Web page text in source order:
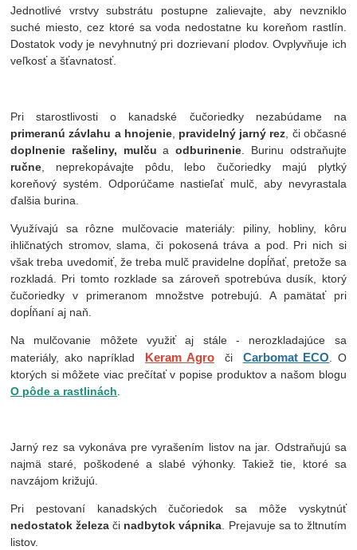
Jednotlivé vrstvy substrátu postupne zalievajte, aby nevzniklo
suché miesto, cez ktoré sa voda nedostatne ku koreňom rastlín.
Dostatok vody je nevyhnutný pri dozrievaní plodov. Ovplyvňuje ich
veľkosť a šťavnatosť.
Pri starostlivosti o kanadské čučoriedky nezabúdame na
primeranú závlahu a hnojenie, pravidelný jarný rez, či občasné
doplnenie rašeliny, mulču aodburinenie. Burinu odstraňujte
ručne, neprekopávajte pôdu, lebo čučoriedky majú plytký
koreňový systém. Odporúčame nastieľať mulč, aby nevyrastala
ďalšia burina.
Využívajú sa rôzne mulčovacie materiály: piliny, hobliny, kôru
ihličnatých stromov, slama, či pokosená tráva a pod. Pri nich si
však treba uvedomiť, že treba mulč pravidelne dopĺňať, pretože sa
rozkladá. Pri tomto rozklade sa zároveň spotrebúva dusík, ktorý
čučoriedky v primeranom množstve potrebujú. A pamätať pri
dopĺňaní aj naň.
Na mulčovanie môžete využiť aj stále - nerozkladajúce sa
materiály, ako napríklad Keram Agroči Carbomat ECO. O
ktorých si môžete viac prečítať v popise produktov a našom blogu
O pôde a rastlinách.
Jarný rez sa vykonáva pre vyrašením listov na jar. Odstraňujú sa
najmä staré, poškodené a slabé výhonky. Takiež tie, ktoré sa
navzájom križujú.
Pri pestovaní kanadských čučoriedok sa môže vyskytnúť
nedostatok železa či nadbytok vápnika. Prejavuje sa to žltnutím
listov.